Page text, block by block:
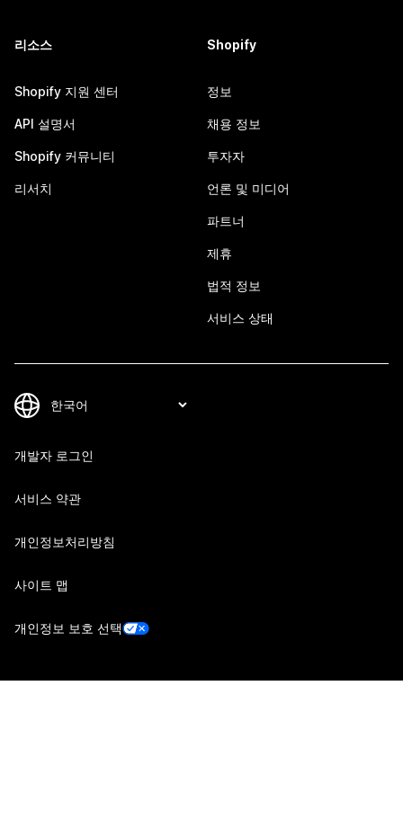
리소스
Shopify 지원 센터
API 설명서
Shopify 커뮤니티
리서치
Shopify
정보
채용 정보
투자자
언론 및 미디어
파트너
제휴
법적 정보
서비스 상태
개발자 로그인
서비스 약관
개인정보처리방침
사이트 맵
개인정보 보호 선택